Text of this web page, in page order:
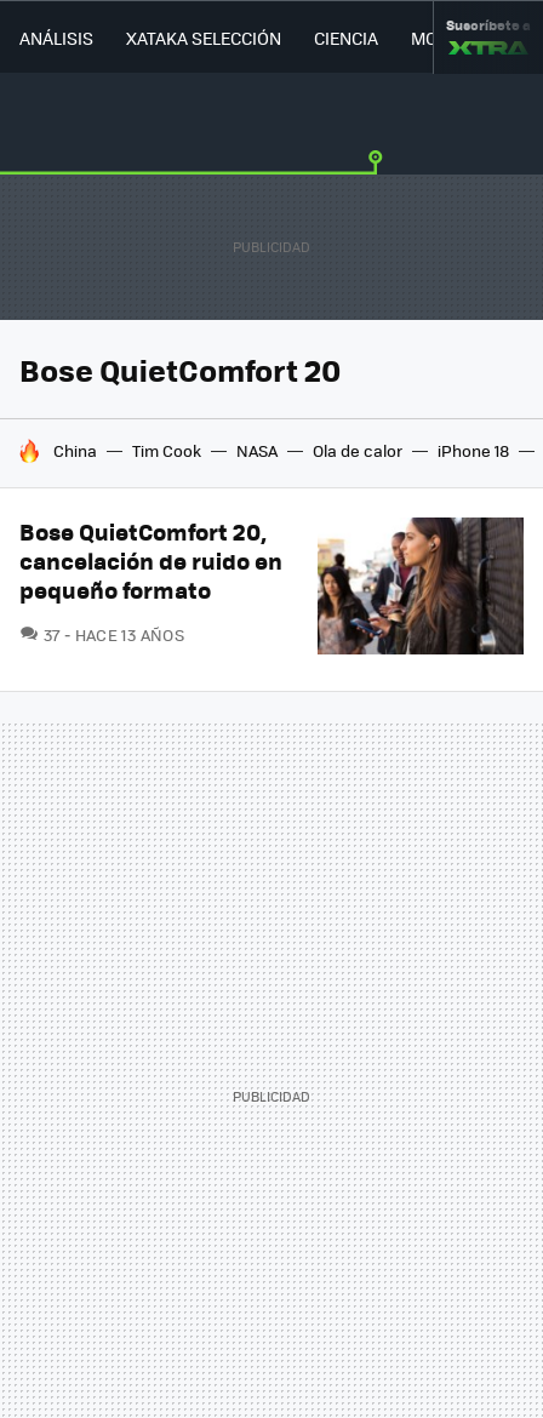
ANÁLISIS XATAKA SELECCIÓN CIENCIA MOVILIDAD
Suscríbete a
Bose QuietComfort 20
HOY SE HABLA DE
China Tim Cook NASA Ola de calor iPhone 18
Bose QuietComfort 20,
cancelación de ruido en
pequeño formato
37COMENTARIOS
HACE 13 AÑOS